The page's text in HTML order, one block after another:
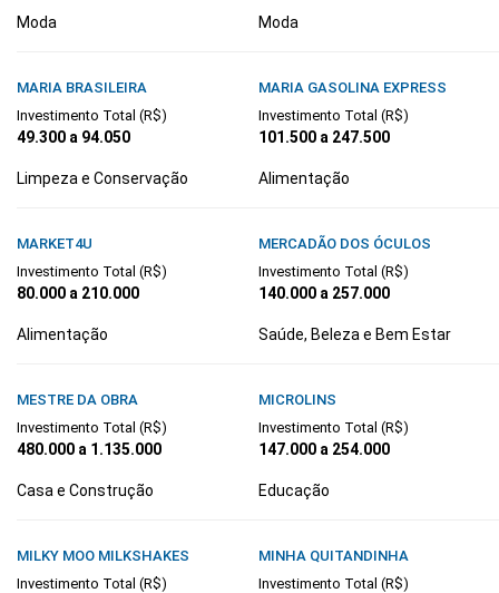
Moda Moda
MARIA BRASILEIRA
Investimento Total (R$)
49.300 a 94.050
Limpeza e Conservação
MARIA GASOLINA EXPRESS
Investimento Total (R$)
101.500 a 247.500
Alimentação
MARKET4U
Investimento Total (R$)
80.000 a 210.000
Alimentação
MERCADÃO DOS ÓCULOS
Investimento Total (R$)
140.000 a 257.000
Saúde, Beleza e Bem Estar
MESTRE DA OBRA
Investimento Total (R$)
480.000 a 1.135.000
Casa e Construção
MICROLINS
Investimento Total (R$)
147.000 a 254.000
Educação
MILKY MOO MILKSHAKES
Investimento Total (R$)
MINHA QUITANDINHA
Investimento Total (R$)